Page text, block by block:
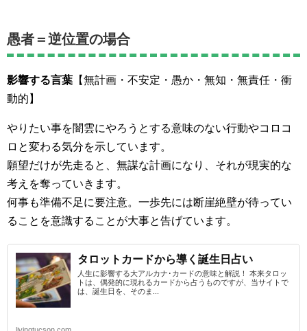
愚者＝逆位置の場合
影響する言葉 【無計画・不安定・愚か・無知・無責任・衝
動的】
やりたい事を闇雲にやろうとする意味のない行動やコロコ
ロと変わる気分を示しています。
願望だけが先走ると、無謀な計画になり、それが現実的な
考えを奪っていきます。
何事も準備不足に要注意。一歩先には断崖絶壁が待ってい
ることを意識することが大事と告げています。
タロットカードから導く誕生日占い
人生に影響する大アルカナ･カードの意味と解説！ 本来タロッ
トは、偶発的に現れるカードから占うものですが、当サイトで
は、誕生日を、そのま...